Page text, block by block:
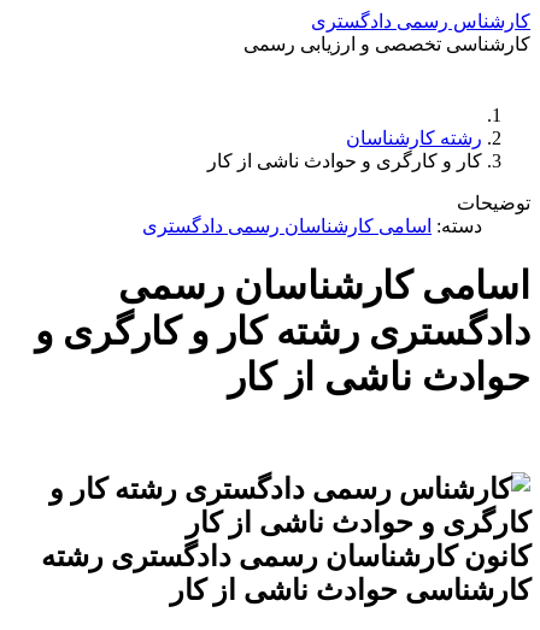
رسمی دادگستری
تخصصی و ارزیابی رسمی
رشته کارشناسان
کار و کارگری و حوادث ناشی از کار
دسته:اسامی کارشناسان رسمی دادگستری
کارشناسان رسمی
رشته کار و کارگری و
ناشی از کار
کارشناسان رسمی دادگستری رشته
حوادث ناشی از کار